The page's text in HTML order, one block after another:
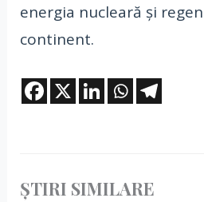
energia nucleară şi
continent.
ȘTIRI SIMILARE